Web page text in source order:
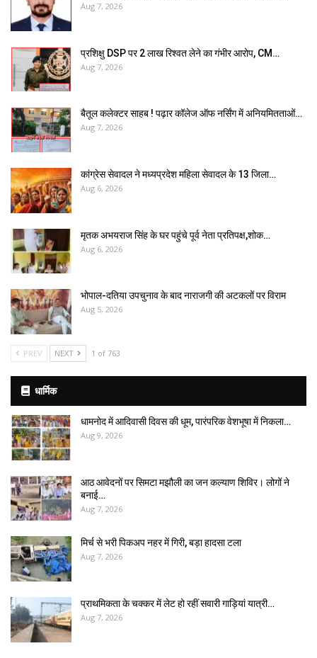
Aug 7, 2026
प्रशिक्षु DSP पर ₹2 लाख रिश्वत लेने का गंभीर आरोप, CM…
Aug 7, 2026
बैतूल कलेक्टर साहब ! पढ़ार कॉलेज ऑफ नर्सिंग में अनियमितताओं…
Aug 7, 2026
कांग्रेस सेवादल ने मध्यप्रदेश महिला सेवादल के 13 जिला…
Aug 6, 2026
मृतक अभयराज सिंह के घर पहुंचे पूर्व नेता प्रतिपक्ष,शोक…
Aug 6, 2026
भोपाल-दतिया उपचुनाव के बाद नाराजगी की अटकलों पर विराम
Aug 5, 2026
PREV NEXT 1 of 763
धार्मिक
धामनोद में आदिवासी दिवस की धूम, पारंपरिक वेशभूषा में निकला…
Aug 9, 2026
आठ आवेदनों पर सिमटा मझौली का जन कल्याण शिविर। लोगों ने
बनाई…
Aug 7, 2026
मिर्च से भरी पिकअप नहर में गिरी, बड़ा हादसा टला
Aug 7, 2026
प्राथमिकता के चक्कर में लेट हो रहीं सवारी गाड़ियां यात्री…
Aug 7, 2026